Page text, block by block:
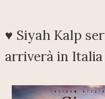
♥ Siyah Kalp
arriverà in Italia